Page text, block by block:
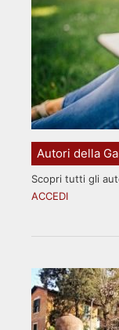
Autori della
Scopri tutti gli
ACCEDI